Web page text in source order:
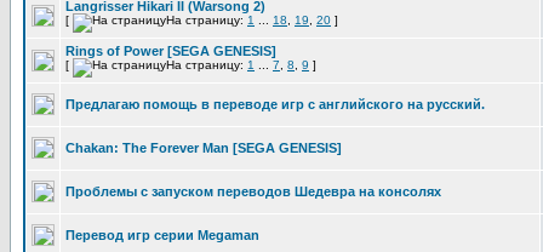
Langrisser Hikari II (Warsong 2)
[ На страницу: 1 18 19 20 ]
Rings of Power [SEGA GENESIS]
[ На страницу: 1 7 8 9 ]
Предлагаю помощь в переводе игр с английского на русский.
Chakan: The Forever Man [SEGA GENESIS]
Проблемы с запуском переводов Шедевра на консолях
Перевод игр серии Megaman